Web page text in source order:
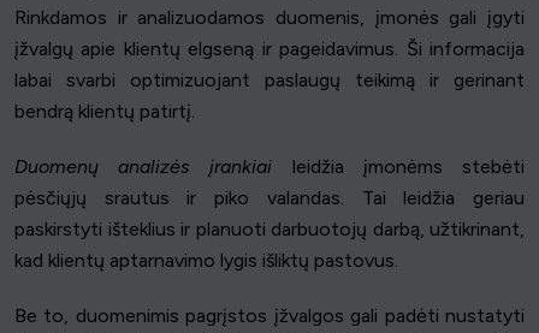
Rinkdamos ir analizuodamos duomenis, įmonės gali įgyti
įžvalgų apie klientų elgseną ir pageidavimus. Ši informacija
labai svarbi optimizuojant paslaugų teikimą ir gerinant
bendrą klientų patirtį.
Duomenų analizės įrankiai leidžia įmonėms stebėti
pėsčiųjų srautus ir piko valandas. Tai leidžia geriau
paskirstyti išteklius ir planuoti darbuotojų darbą, užtikrinant,
kad klientų aptarnavimo lygis išliktų pastovus.
Be to, duomenimis pagrįstos įžvalgos gali padėti nustatyti